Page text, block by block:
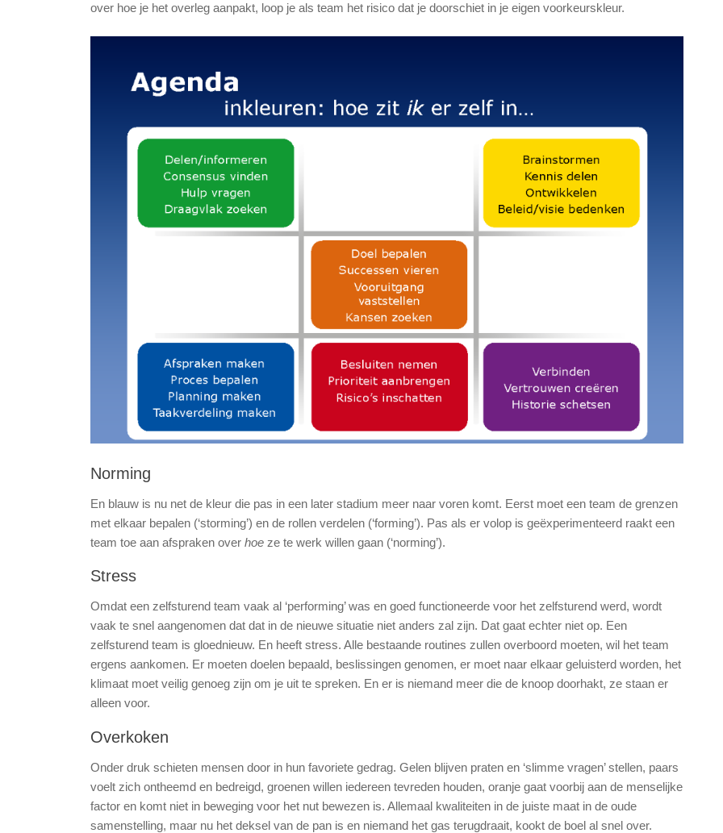
over hoe je het overleg aanpakt, loop je als team het risico dat je doorschiet in je eigen voorkeurskleur.
Norming
En blauw is nu net de kleur die pas in een later stadium meer naar voren komt. Eerst moet een team de grenzen
met elkaar bepalen (‘storming’) en de rollen verdelen (‘forming’). Pas als er volop is geëxperimenteerd raakt een
team toe aan afspraken over hoe ze te werk willen gaan (‘norming’).
Stress
Omdat een zelfsturend team vaak al ‘performing’ was en goed functioneerde voor het zelfsturend werd, wordt
vaak te snel aangenomen dat dat in de nieuwe situatie niet anders zal zijn. Dat gaat echter niet op. Een
zelfsturend team is gloednieuw. En heeft stress. Alle bestaande routines zullen overboord moeten, wil het team
ergens aankomen. Er moeten doelen bepaald, beslissingen genomen, er moet naar elkaar geluisterd worden, het
klimaat moet veilig genoeg zijn om je uit te spreken. En er is niemand meer die de knoop doorhakt, ze staan er
alleen voor.
Overkoken
Onder druk schieten mensen door in hun favoriete gedrag. Gelen blijven praten en ‘slimme vragen’ stellen, paars
voelt zich ontheemd en bedreigd, groenen willen iedereen tevreden houden, oranje gaat voorbij aan de menselijke
factor en komt niet in beweging voor het nut bewezen is. Allemaal kwaliteiten in de juiste maat in de oude
samenstelling, maar nu het deksel van de pan is en niemand het gas terugdraait, kookt de boel al snel over.